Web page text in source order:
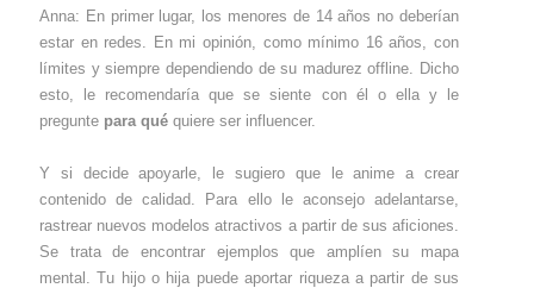
Anna: En primer lugar, los menores de 14 años no deberían
estar en redes. En mi opinión, como mínimo 16 años, con
límites y siempre dependiendo de su madurez offline. Dicho
esto, le recomendaría que se siente con él o ella y le
pregunte para qué quiere ser influencer.
Y si decide apoyarle, le sugiero que le anime a crear
contenido de calidad. Para ello le aconsejo adelantarse,
rastrear nuevos modelos atractivos a partir de sus aficiones.
Se trata de encontrar ejemplos que amplíen su mapa
mental. Tu hijo o hija puede aportar riqueza a partir de sus